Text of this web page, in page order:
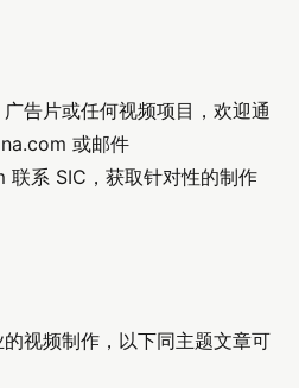
告片或任何视频项目，欢迎通
或邮件
联系 SIC，获取针对性的制作
视频制作，以下同主题文章可